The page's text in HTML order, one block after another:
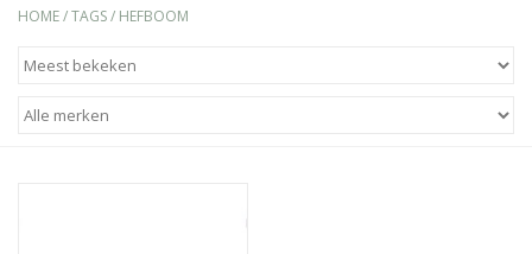
Super Sales deals
HOME/TAGS/ HEFBOOM